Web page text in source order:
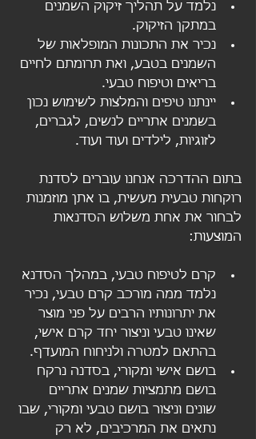
נלמד על תהליך זיקוק השמנים
במתקן הזיקוק.
נכיר את התכונות המופלאות של
השמנים בטבע, ואת תרומתם לחיים
בריאים וטיפוח טבעי.
יינתנו טיפים והמלצות לשימוש נכון
בשמנים אתריים לנשים, לגברים,
לזוגיות, לילדים ועוד ועוד.
בתום ההדרכה אנחנו עוברים לסדנת
רוקחות טבעית מעשית, בו אתן מוזמנות
לבחור את אחת משלוש הסדנאות
המוצעות:
קרם לטיפוח טבעי, במהלך הסדנא
נלמד ממה מורכב קרם טבעי, נכיר
את יתרונותיו הרבים על פני מוצר
שאינו טבעי וניצור יחד קרם אישי,
בהתאם למטרה ולניחוח המועדף.
בושם אישי ומקורי, בסדנה נרקח
בושם מתמציות שמנים אתריים
שונים וניצור בושם טבעי ומקורי, שבו
נתאים את המרכיבים, לא רק